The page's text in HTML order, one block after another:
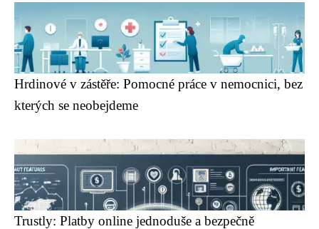
Hrdinové v zástěře: Pomocné práce v nemocnici, bez
kterých se neobejdeme
Trustly: Platby online jednoduše a bezpečně